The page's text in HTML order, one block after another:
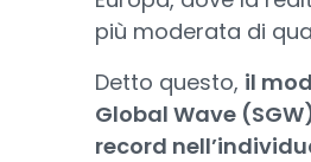
più moderata di
Detto questo, il
Global Wave
record